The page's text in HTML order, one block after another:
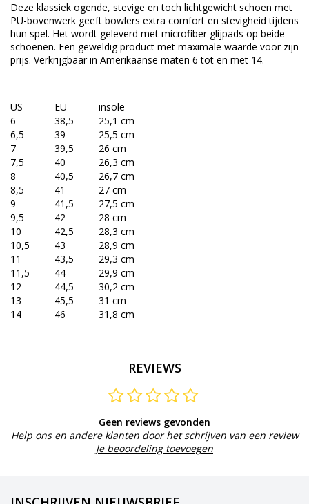
Deze klassiek ogende, stevige en toch lichtgewicht schoen met
PU-bovenwerk geeft bowlers extra comfort en stevigheid tijdens
hun spel. Het wordt geleverd met microfiber glijpads op beide
schoenen. Een geweldig product met maximale waarde voor zijn
prijs. Verkrijgbaar in Amerikaanse maten 6 tot en met 14.
US EU
insole
6
38,5
25,1 cm
6,5
39
25,5 cm
7
39,5
26 cm
7,5
40
26,3 cm
8
40,5
26,7 cm
8,5
41
27 cm
9
41,5
27,5 cm
9,5
42
28 cm
10
42,5
28,3 cm
10,5
43
28,9 cm
11
43,5
29,3 cm
11,5
44
29,9 cm
12
44,5
30,2 cm
13
45,5
31 cm
14
46 31,8 cm
REVIEWS
Geen reviews gevonden
Help ons en andere klanten door het schrijven van een review
Je beoordeling toevoegen